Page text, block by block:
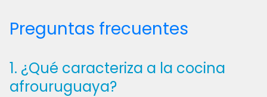
Preguntas frecuentes
1. ¿Qué caracteriza a la cocina
afrouruguaya?